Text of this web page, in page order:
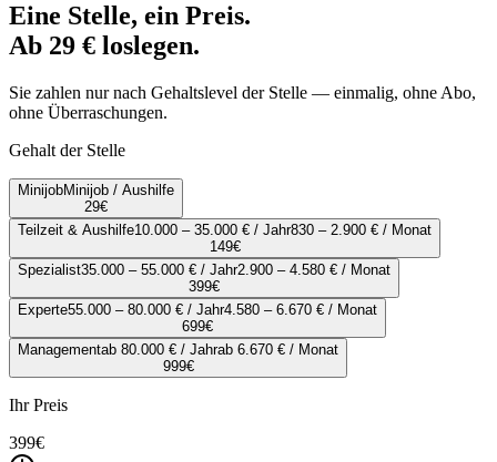
Eine Stelle, ein Preis.
Ab 29 € loslegen.
Sie zahlen nur nach Gehaltslevel der Stelle — einmalig, ohne Abo,
ohne Überraschungen.
Gehalt der Stelle
MinijobMinijob / Aushilfe
29€
Teilzeit & Aushilfe10.000 – 35.000 € / Jahr830 – 2.900 € / Monat
149€
Spezialist35.000 – 55.000 € / Jahr2.900 – 4.580 € / Monat
399€
Experte55.000 – 80.000 € / Jahr4.580 – 6.670 € / Monat
699€
Managementab 80.000 € / Jahrab 6.670 € / Monat
999€
Ihr Preis
399€